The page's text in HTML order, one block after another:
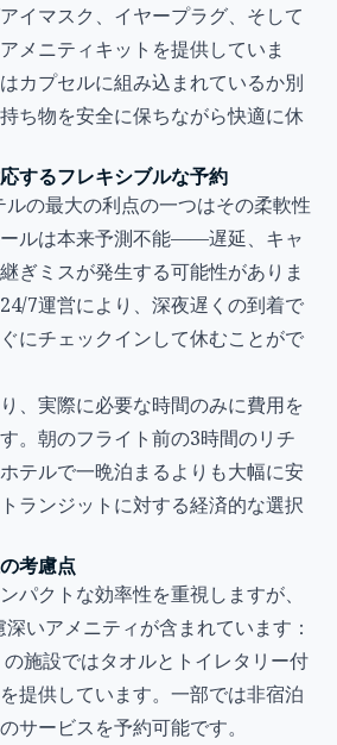
イマスク、イヤープラグ、そして
メニティキットを提供していま
カプセルに組み込まれているか別
ち物を安全に保ちながら快適に休
するフレキシブルな予約
の最大の利点の一つはその柔軟性
ルは本来予測不能——遅延、キャ
ぎミスが発生する可能性がありま
7運営により、深夜遅くの到着で
にチェックインして休むことがで
、実際に必要な時間のみに費用を
。朝のフライト前の3時間のリチ
テルで一晩泊まるよりも大幅に安
ランジットに対する経済的な選択
考慮点
パクトな効率性を重視しますが、
いアメニティが含まれています：
の施設ではタオルとトイレタリー付
提供しています。一部では非宿泊
サービスを予約可能です。